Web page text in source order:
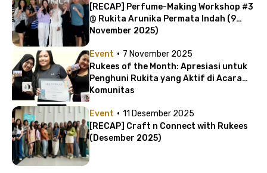
[RECAP] Perfume-Making Workshop #3
@ Rukita Arunika Permata Indah (9
November 2025)
Event · 7 November 2025
Rukees of the Month: Apresiasi untuk
Penghuni Rukita yang Aktif di Acara
Komunitas
Event · 11 Desember 2025
[RECAP] Craft n Connect with Rukees
(Desember 2025)